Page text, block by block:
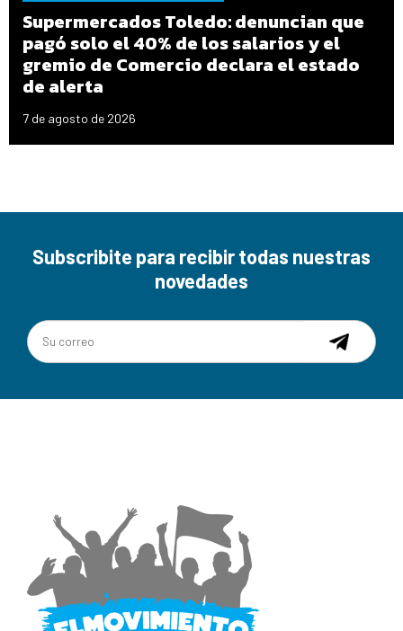
Supermercados Toledo: denuncian que
pagó solo el 40% de los salarios y el
gremio de Comercio declara el estado
de alerta
7 de agosto de 2026
Subscribite para recibir todas nuestras
novedades